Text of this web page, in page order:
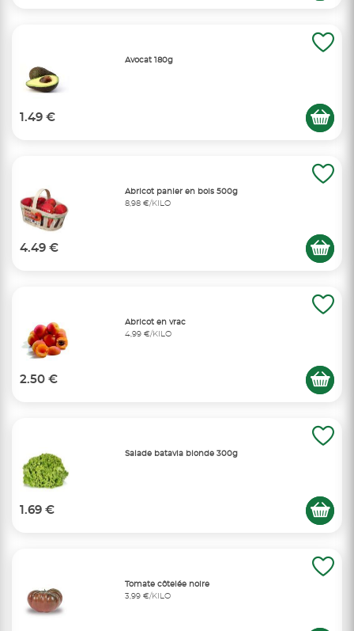
Avocat 180g
1.49 €
Abricot panier en bois 500g
8,98 €/KILO
4.49 €
Abricot en vrac
4,99 €/KILO
2.50 €
Salade batavia blonde 300g
1.69 €
Tomate côtelée noire
3,99 €/KILO